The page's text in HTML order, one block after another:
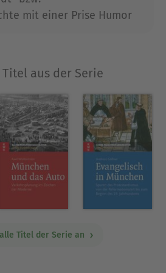
mit einer Prise Humor
aus der Serie
Titel der Serie an